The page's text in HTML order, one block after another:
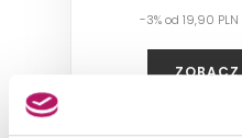
-3% od 19,90
ZOBACZ
Dostępność: